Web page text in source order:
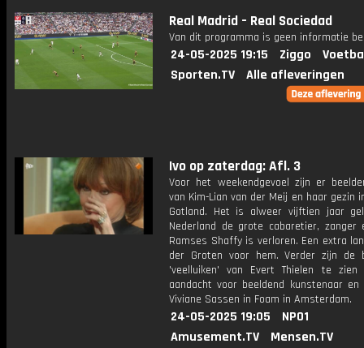
Real Madrid – Real Sociedad
Van dit programma is geen informatie
24-05-2025 19:15 Ziggo
Sporten.TV
Alle afleveringen
Ivo op zaterdag: Afl. 3
Voor het weekendgevoel zijn er
van Kim-Lian van der Meij en haar gezin
Gotland. Het is alweer vijftien jaar
Nederland de grote cabaretier, zanger
Ramses Shaffy is verloren. Een extra
der Groten voor hem. Verder zijn de
'veelluiken' van Evert Thielen te
aandacht voor beeldend kunstenaar
Viviane Sassen in Foam in Amsterdam.
24-05-2025 19:05
NPO1
Amusement.TV
Mensen.TV